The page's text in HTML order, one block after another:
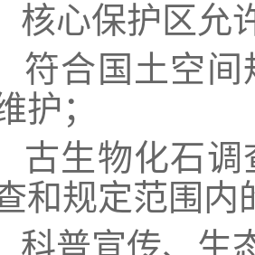
核心保护区允
符合国土空
护；
古生物化石
和规定范围内
科普宣传、